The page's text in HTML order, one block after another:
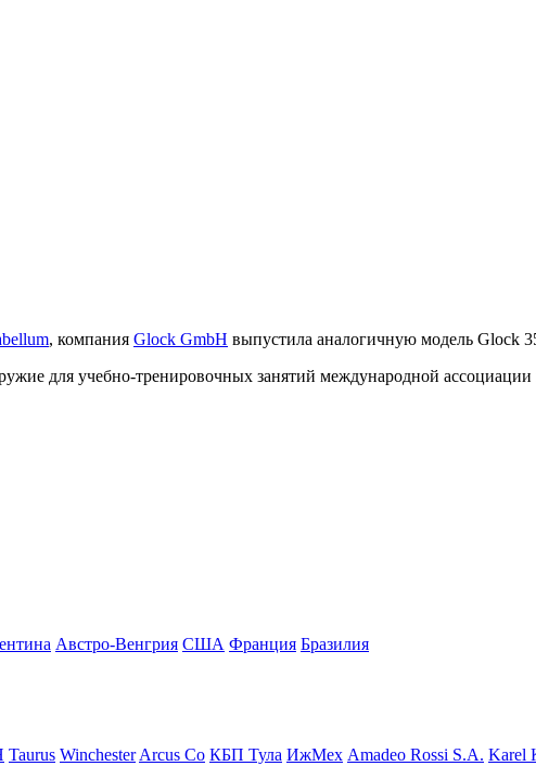
, компания Glock GmbH выпустила аналогичную модель Glock
для учебно-тренировочных занятий международной ассоциации
Австро-Венгрия США Франция Бразилия
Taurus WinchesterArcus Co КБП Тула ИжМех Amadeo Rossi S.A. Karel